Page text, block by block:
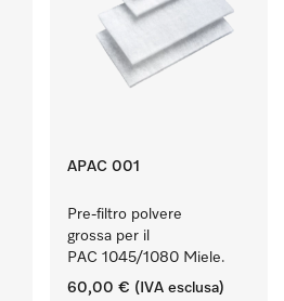
APAC 001
Pre-filtro polvere
grossa per il
PAC 1045/1080 Miele.
60,00 € (IVA esclusa)